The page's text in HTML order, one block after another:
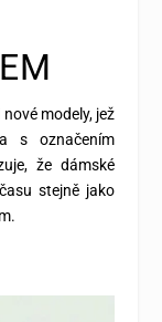
modely, jež
s označením
že dámské
stejně jako